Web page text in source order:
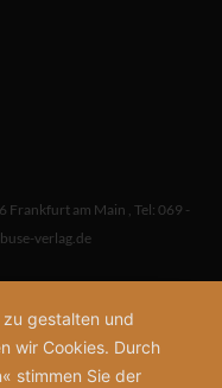
Frankfurt am Main Tel: 069 -
verlag.de
zu gestalten und
wir Cookies. Durch
stimmen Sie der